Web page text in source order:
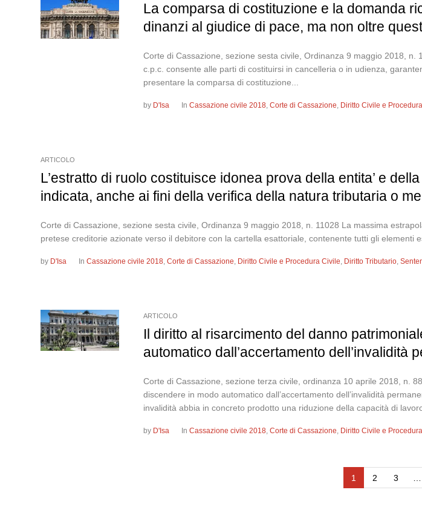
La comparsa di costituzione e la domanda
dinanzi al giudice di pace, ma non oltre
Corte di Cassazione, sezione sesta civile, Ordinanza 9 maggio 2018,
c.p.c. consente alle parti di costituirsi in cancelleria o in udienza,
presentare la comparsa di costituzione...
by D'Isa InCassazione civile 2018,Corte di Cassazione, Diritto Civile e
ARTICOLO
L’estratto di ruolo costituisce idonea prova della entita’ e
indicata, anche ai fini della verifica della natura tributaria o
Corte di Cassazione, sezione sesta civile, Ordinanza 9 maggio 2018, n. 11028 La massima
pretese creditorie azionate verso il debitore con la cartella esattoriale, contenente tutti gli elementi
by D'Isa InCassazione civile 2018,Corte di Cassazione, Diritto Civile e Procedura Civile, Diritto Tributario,
ARTICOLO
Il diritto al risarcimento del danno
automatico dall’accertamento dell’invalidità
Corte di Cassazione, sezione terza civile, ordinanza 10 aprile 2018, n.
discendere in modo automatico dall’accertamento dell’invalidità
invalidità abbia in concreto prodotto una riduzione della capacità di
by D'Isa InCassazione civile 2018,Corte di Cassazione, Diritto Civile e
1 2 3